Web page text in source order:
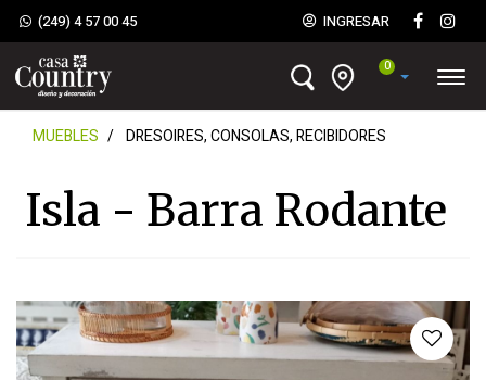
(249) 4 57 00 45 INGRESAR
0
MUEBLES DRESOIRES, CONSOLAS, RECIBIDORES
Isla - Barra Rodante